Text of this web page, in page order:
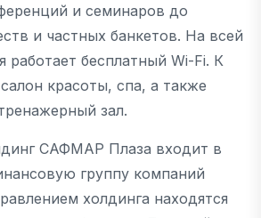
и семинаров до
и частных банкетов. На всей
работает бесплатный Wi-Fi. К
красоты, спа, а также
зал.
САФМАР Плаза входит в
группу компаний
холдинга находятся